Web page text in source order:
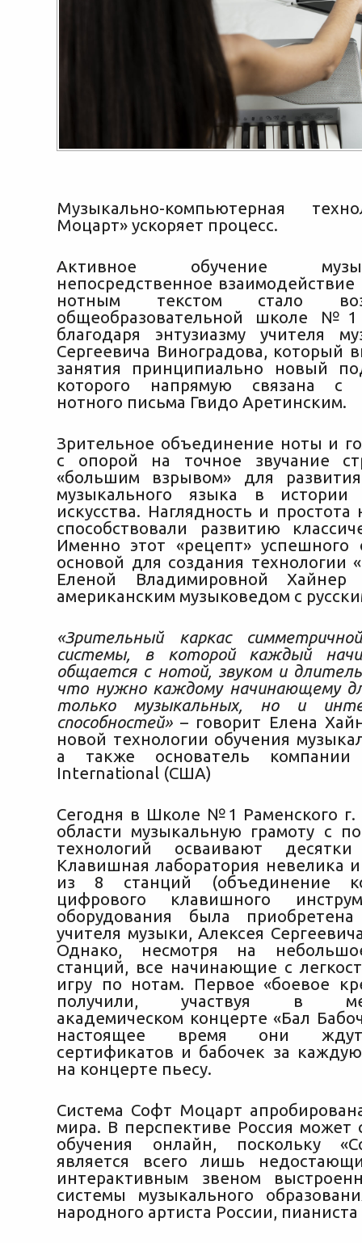
Музыкально-компьютерная
Моцарт» ускоряет процесс.
Активное обучение
непосредственное
нотным текстом стало
общеобразовательной школе №1
благодаря энтузиазму учителя
Сергеевича Виноградова, который
занятия принципиально новый
которого напрямую связана с
нотного письма Гвидо Аретинским.
Зрительное объединение ноты и
с опорой на точное звучание
«большим взрывом» для
музыкального языка в истории
искусства. Наглядность и простота
способствовали развитию
Именно этот «рецепт» успешного
основой для создания технологии
Еленой Владимировной Хайнер
американским музыковедом с
«Зрительный каркас
системы, в которой каждый
общается с нотой, звуком и
что нужно каждому начинающему
только музыкальных, но и
способностей»– говорит Елена
новой технологии обучения
а также основатель
International (США)
Сегодня в Школе №1 Раменского г.
области музыкальную грамоту с
технологий осваивают
Клавишная лаборатория невелика и
из 8 станций (объединение
цифрового клавишного
оборудования была
учителя музыки, Алексея
Однако, несмотря на
станций, все начинающие с
игру по нотам. Первое «боевое
получили, участвуя в
академическом концерте «Бал
настоящее время они ждут
сертификатов и бабочек за
на концерте пьесу.
Система Софт Моцарт
мира. В перспективе Россия может
обучения онлайн, поскольку
является всего лишь
интерактивным звеном
системы музыкального
народного артиста России,